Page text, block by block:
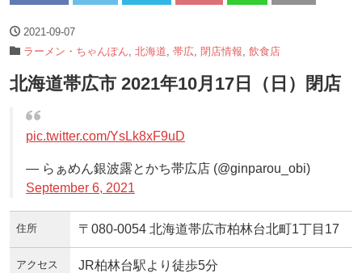
2021-09-07
ラーメン・ちゃんぽん 北海道 帯広 閉店情報 飲食店
北海道帯広市 2021年10月17日（日）閉店
pic.twitter.com/YsLk8xF9uD
— らぁめん銀波露とかち帯広店 (@ginparou_obi)
September 6, 2021
住所 〒080-0054 北海道帯広市柏林台北町1丁目17
アクセス JR柏林台駅より徒歩5分